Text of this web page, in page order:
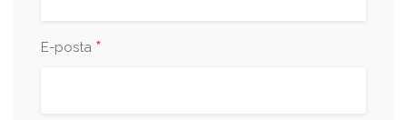
E-posta *